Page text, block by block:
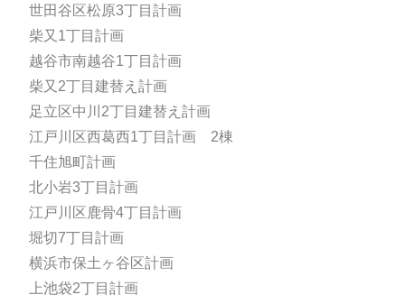
世田谷区松原3丁目計画
柴又1丁目計画
越谷市南越谷1丁目計画
柴又2丁目建替え計画
足立区中川2丁目建替え計画
江戸川区西葛西1丁目計画 2棟
千住旭町計画
北小岩3丁目計画
江戸川区鹿骨4丁目計画
堀切7丁目計画
横浜市保土ヶ谷区計画
上池袋2丁目計画